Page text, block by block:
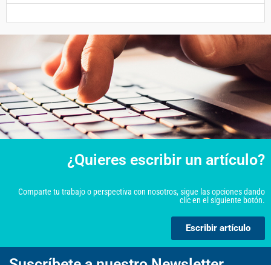
¿Quieres escribir un artículo?
Comparte tu trabajo o perspectiva con nosotros, sigue las opciones dando
clic en el siguiente botón.
Escribir artículo